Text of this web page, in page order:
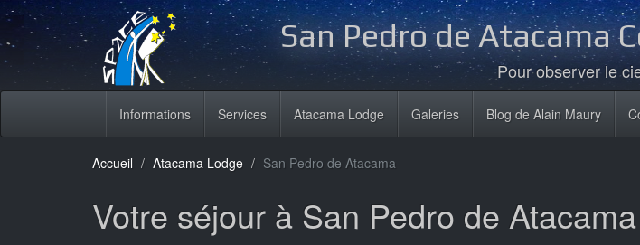
San Pedro de Atacama
Pour observer le
Informations Services Atacama Lodge Galeries Blog de Alain Maury
Accueil Atacama Lodge San Pedro de Atacama
Votre séjour à San Pedro de Atacama